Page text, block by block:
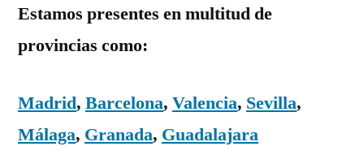
Estamos presentes en multitud de
provincias como:
Madrid, Barcelona, Valencia, Sevilla,
Málaga, Granada, Guadalajara